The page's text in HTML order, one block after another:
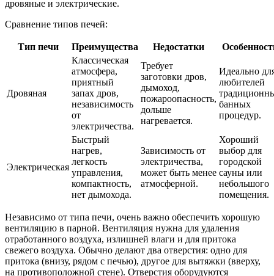
дровяные и электрические.
Сравнение типов печей:
Тип печи Преимущества Недостатки
Дровяная
Классическая
атмосфера,
приятный
запах дров,
независимость
от
электричества.
Требует
заготовки дров,
дымоход,
пожароопасность,
дольше
нагревается.
Идеально
любителей
банных
процедур.
Электрическая
Быстрый
нагрев,
легкость
управления,
компактность,
нет дымохода.
Зависимость от
электричества,
может быть менее
атмосферной.
Хороший
выбор для
городской
сауны или
небольшого
помещения.
Независимо от типа печи, очень важно обеспечить хорошую
вентиляцию в парной. Вентиляция нужна для удаления
отработанного воздуха, излишней влаги и для притока
свежего воздуха. Обычно делают два отверстия: одно для
притока (внизу, рядом с печью), другое для вытяжки (вверху,
на противоположной стене). Отверстия оборудуются